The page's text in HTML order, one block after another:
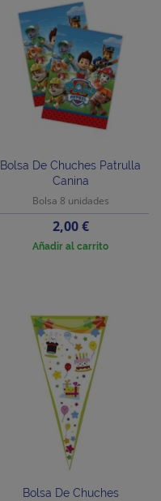
Bolsa De Chuches Patrulla
Canina
Bolsa 8 unidades
Precio
2,00 €
Añadir al carrito
Bolsa De Chuches